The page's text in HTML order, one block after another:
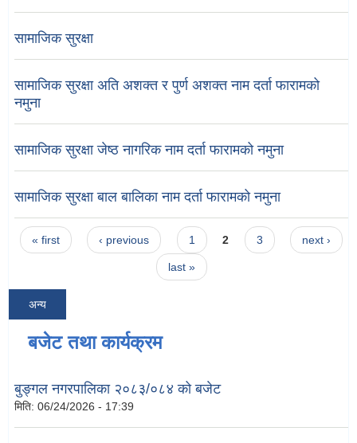
सामाजिक सुरक्षा
सामाजिक सुरक्षा अति अशक्त र पुर्ण अशक्त नाम दर्ता फारामको
नमुना
सामाजिक सुरक्षा जेष्ठ नागरिक नाम दर्ता फारामको नमुना
सामाजिक सुरक्षा बाल बालिका नाम दर्ता फारामको नमुना
Pages
« first ‹ previous 1 2 3 next ›
last »
अन्य
बजेट तथा कार्यक्रम
बुङ्गल नगरपालिका २०८३/०८४ को बजेट
मिति: 06/24/2026 - 17:39